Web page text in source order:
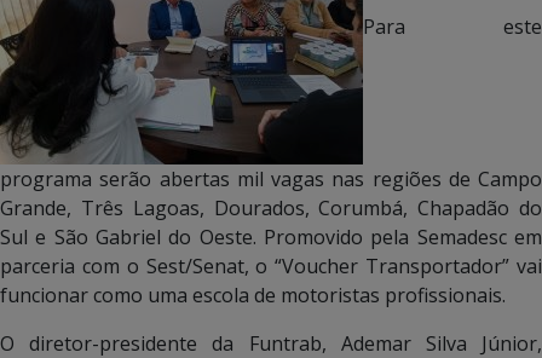
Para este
programa serão abertas mil vagas nas regiões de Campo
Grande, Três Lagoas, Dourados, Corumbá, Chapadão do
Sul e São Gabriel do Oeste. Promovido pela Semadesc em
parceria com o Sest/Senat, o “Voucher Transportador” vai
funcionar como uma escola de motoristas profissionais.
O diretor-presidente da Funtrab, Ademar Silva Júnior,